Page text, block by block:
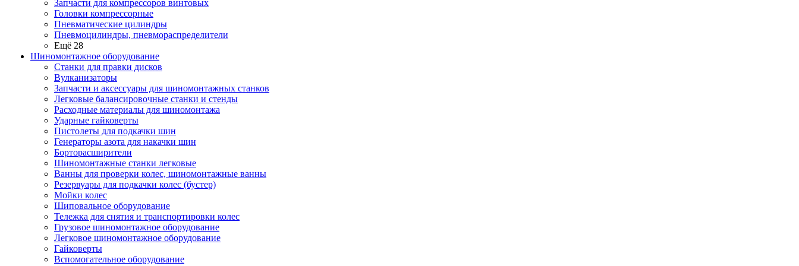
Запчасти для компрессоров винтовых
Головки компрессорные
Пневматические цилиндры
Пневмоцилиндры, пневмораспределители
Ещё 28
Шиномонтажное оборудование
Станки для правки дисков
Вулканизаторы
Запчасти и аксессуары для шиномонтажных станков
Легковые балансировочные станки и стенды
Расходные материалы для шиномонтажа
Ударные гайковерты
Пистолеты для подкачки шин
Генераторы азота для накачки шин
Борторасширители
Шиномонтажные станки легковые
Ванны для проверки колес, шиномонтажные ванны
Резервуары для подкачки колес (бустер)
Мойки колес
Шиповальное оборудование
Тележка для снятия и транспортировки колес
Грузовое шиномонтажное оборудование
Легковое шиномонтажное оборудование
Гайковерты
Вспомогательное оборудование